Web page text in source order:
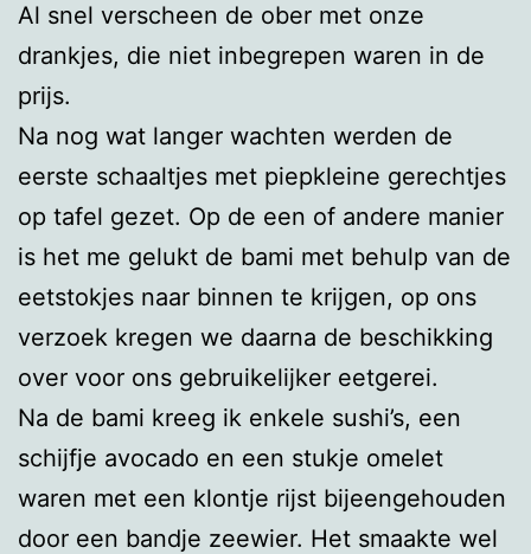
Al snel verscheen de ober met onze
drankjes, die niet inbegrepen waren in de
prijs.
Na nog wat langer wachten werden de
eerste schaaltjes met piepkleine gerechtjes
op tafel gezet. Op de een of andere manier
is het me gelukt de bami met behulp van de
eetstokjes naar binnen te krijgen, op ons
verzoek kregen we daarna de beschikking
over voor ons gebruikelijker eetgerei.
Na de bami kreeg ik enkele sushi’s, een
schijfje avocado en een stukje omelet
waren met een klontje rijst bijeengehouden
door een bandje zeewier. Het smaakte wel